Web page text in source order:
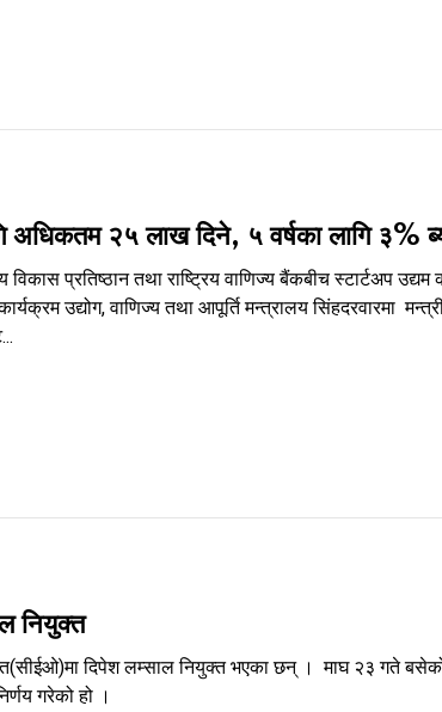
अधिकतम २५ लाख दिने, ५ वर्षका लागि ३%
प्रतिष्ठान तथा राष्ट्रिय वाणिज्य बैंकबीच स्टार्टअप
उद्योग, वाणिज्य तथा आपूर्ति मन्त्रालय सिंहदरवारमा
नियुक्त
दिपेश लम्साल नियुक्त भएका छन् । माघ २३ गते
गरेको हो ।